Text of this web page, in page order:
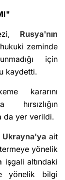
Rusya'nın
hukuki zeminde
için
kaydetti.
kararını
da yer verildi.
Ukrayna'ya ait
yönelik
işgali altındaki
yönelik bilgi